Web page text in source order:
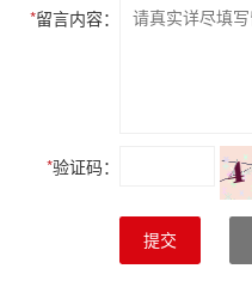
*留言内容：
*验证码：
提交